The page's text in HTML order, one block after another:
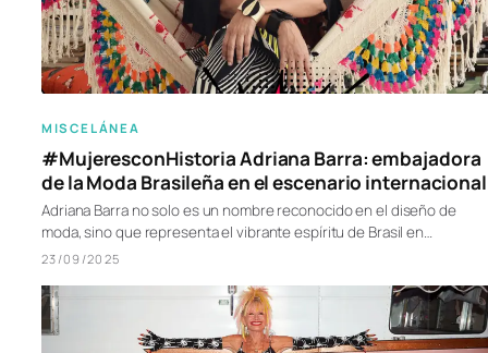
MISCELÁNEA
#MujeresconHistoria Adriana Barra: embajadora
de la Moda Brasileña en el escenario internacional
Adriana Barra no solo es un nombre reconocido en el diseño de
moda, sino que representa el vibrante espíritu de Brasil en…
23/09/2025